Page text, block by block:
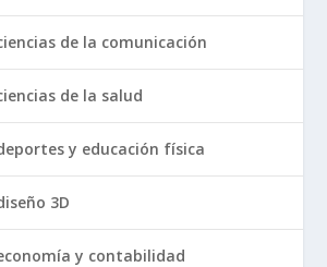
de la comunicación
de la salud
y educación física
3D
y contabilidad